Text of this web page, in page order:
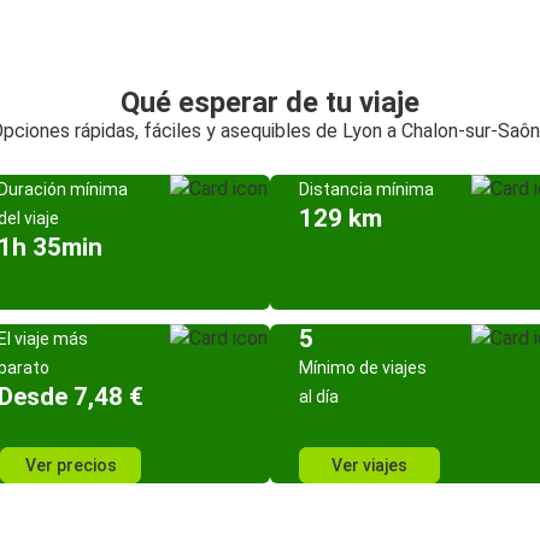
Qué esperar de tu viaje
rápidas, fáciles y asequibles de Lyon a Chalon-sur-
mínima
viaje
35min
Distancia mínima
129 km
viaje más
7,48 €
Ver precios
5
Mínimo de viajes
al día
Ver viajes